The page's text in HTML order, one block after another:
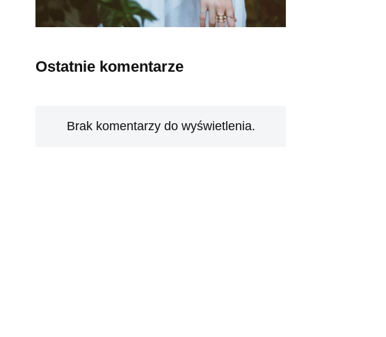
Ostatnie komentarze
Brak komentarzy do wyświetlenia.